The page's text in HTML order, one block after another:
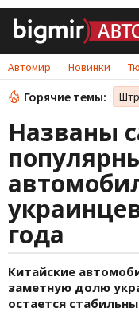
Автомир Новинки
Горячие темы:
Названы
года
Китайские
заметную долю
остается